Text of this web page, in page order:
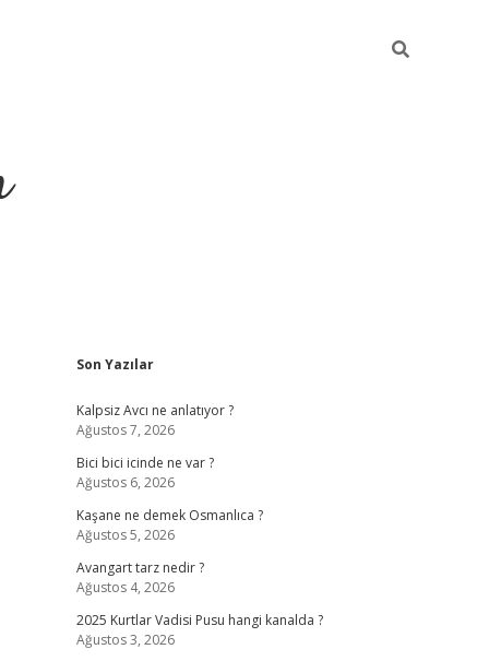
Sidebar
Son Yazılar
Kalpsiz Avcı ne anlatıyor ?
Ağustos 7, 2026
Bici bici icinde ne var ?
Ağustos 6, 2026
Kaşane ne demek Osmanlıca ?
Ağustos 5, 2026
Avangart tarz nedir ?
Ağustos 4, 2026
2025 Kurtlar Vadisi Pusu hangi kanalda ?
Ağustos 3, 2026